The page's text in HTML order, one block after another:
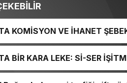
KOMİSYON VE İHANET
BİR KARA LEKE: Sİ-SER